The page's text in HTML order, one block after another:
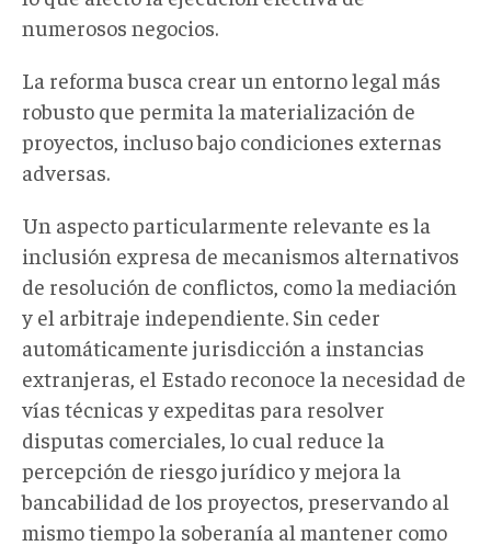
numerosos negocios.
La reforma busca crear un entorno legal más
robusto que permita la materialización de
proyectos, incluso bajo condiciones externas
adversas.
Un aspecto particularmente relevante es la
inclusión expresa de mecanismos alternativos
de resolución de conflictos, como la mediación
y el arbitraje independiente. Sin ceder
automáticamente jurisdicción a instancias
extranjeras, el Estado reconoce la necesidad de
vías técnicas y expeditas para resolver
disputas comerciales, lo cual reduce la
percepción de riesgo jurídico y mejora la
bancabilidad de los proyectos, preservando al
mismo tiempo la soberanía al mantener como